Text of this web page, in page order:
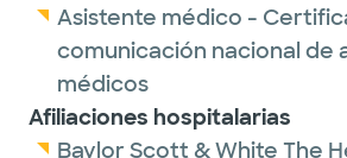
Outside of work, Niraja
with family, reading and
Asistente médico -
comunicación nacional de
médicos
Afiliaciones hospitalarias
Baylor Scott & White The